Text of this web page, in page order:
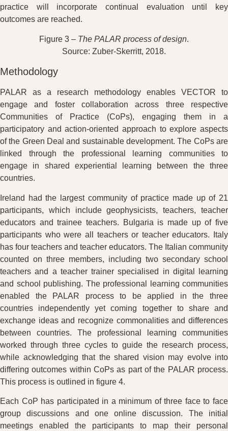
practice will incorporate continual evaluation until key
outcomes are reached.
Figure 3 – The PALAR process of design.
Source: Zuber-Skerritt, 2018.
Methodology
PALAR as a research methodology enables VECTOR to
engage and foster collaboration across three respective
Communities of Practice (CoPs), engaging them in a
participatory and action-oriented approach to explore aspects
of the Green Deal and sustainable development. The CoPs are
linked through the professional learning communities to
engage in shared experiential learning between the three
countries.
Ireland had the largest community of practice made up of 21
participants, which include geophysicists, teachers, teacher
educators and trainee teachers. Bulgaria is made up of five
participants who were all teachers or teacher educators. Italy
has four teachers and teacher educators. The Italian community
counted on three members, including two secondary school
teachers and a teacher trainer specialised in digital learning
and school publishing. The professional learning communities
enabled the PALAR process to be applied in the three
countries independently yet coming together to share and
exchange ideas and recognize commonalities and differences
between countries. The professional learning communities
worked through three cycles to guide the research process,
while acknowledging that the shared vision may evolve into
differing outcomes within CoPs as part of the PALAR process.
This process is outlined in figure 4.
Each CoP has participated in a minimum of three face to face
group discussions and one online discussion. The initial
meetings enabled the participants to map their personal